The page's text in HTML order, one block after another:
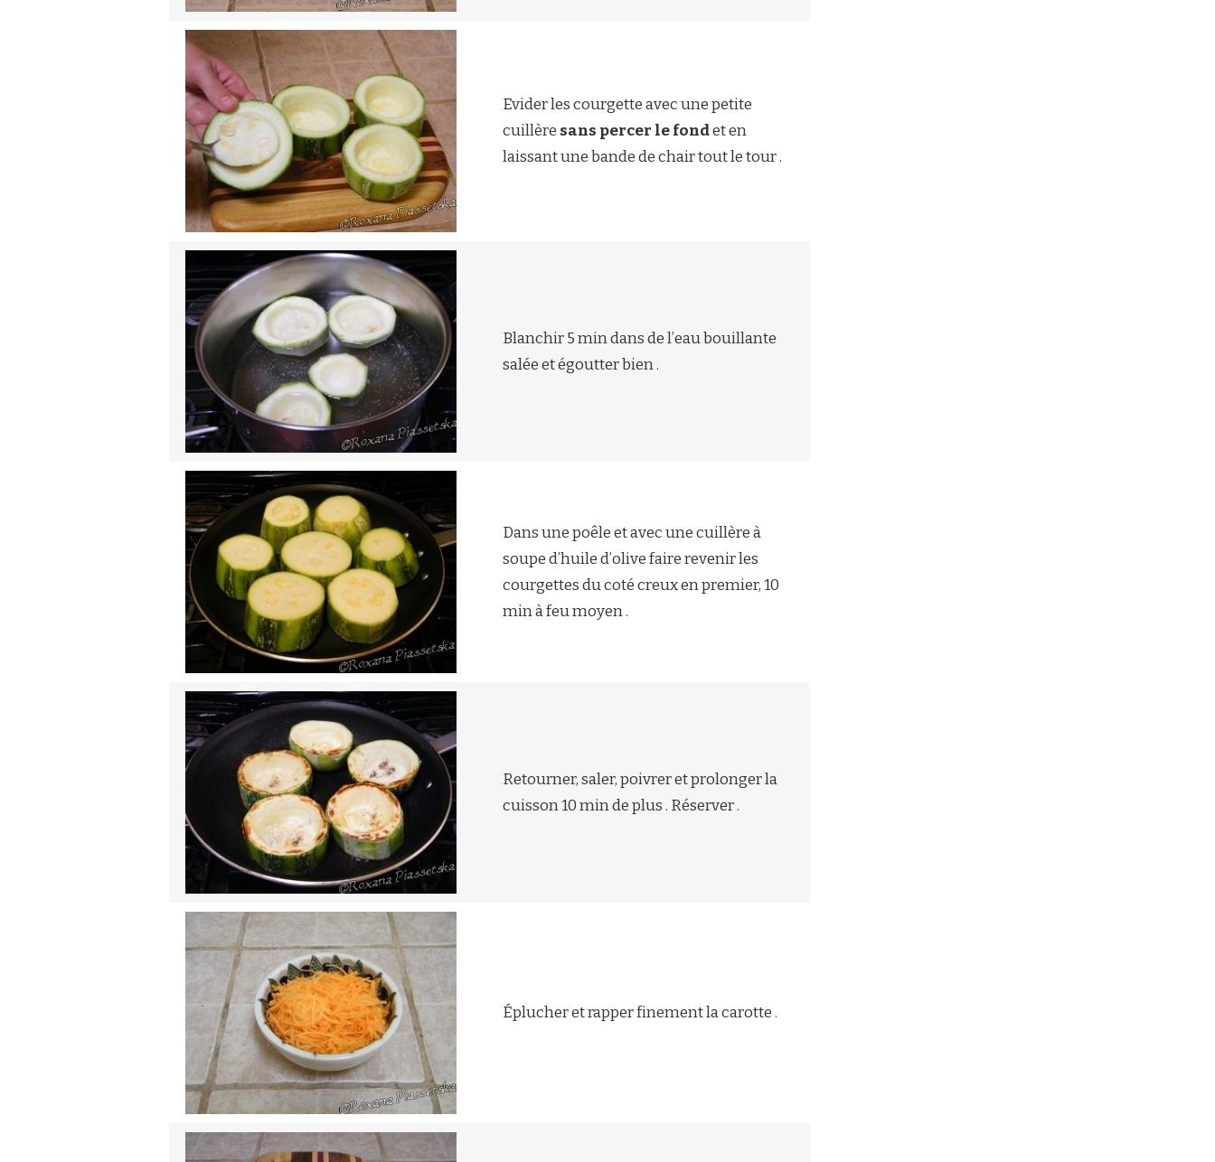
Evider les courgette avec une petite
cuillère sans percer le fondet en
laissant une bande de chair tout le tour .
Blanchir 5 min dans de l’eau bouillante
salée et égoutter bien .
Dans une poêle et avec une cuillère à
soupe d’huile d’olive faire revenir les
courgettes du coté creux en premier, 10
min à feu moyen .
Retourner, saler, poivrer et prolonger la
cuisson 10 min de plus . Réserver .
Éplucher et rapper finement la carotte .